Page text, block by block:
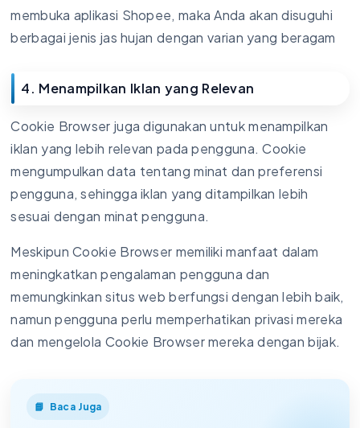
membuka aplikasi Shopee, maka Anda akan disuguhi
berbagai jenis jas hujan dengan varian yang beragam
4. Menampilkan Iklan yang Relevan
Cookie Browser juga digunakan untuk menampilkan
iklan yang lebih relevan pada pengguna. Cookie
mengumpulkan data tentang minat dan preferensi
pengguna, sehingga iklan yang ditampilkan lebih
sesuai dengan minat pengguna.
Meskipun Cookie Browser memiliki manfaat dalam
meningkatkan pengalaman pengguna dan
memungkinkan situs web berfungsi dengan lebih baik,
namun pengguna perlu memperhatikan privasi mereka
dan mengelola Cookie Browser mereka dengan bijak.
Baca Juga